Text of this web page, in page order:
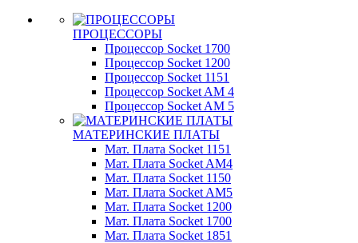
ПРОЦЕССОРЫ
Процессор Socket 1700
Процессор Socket 1200
Процессор Socket 1151
Процессор Socket AM 4
Процессор Socket AM 5
МАТЕРИНСКИЕ ПЛАТЫ
Мат. Плата Socket 1151
Мат. Плата Socket AM4
Мат. Плата Socket 1150
Мат. Плата Socket AM5
Мат. Плата Socket 1200
Мат. Плата Socket 1700
Мат. Плата Socket 1851